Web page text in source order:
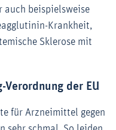
beispielsweise
Krankheit,
Sklerose mit
der EU
für Arzneimittel gegen